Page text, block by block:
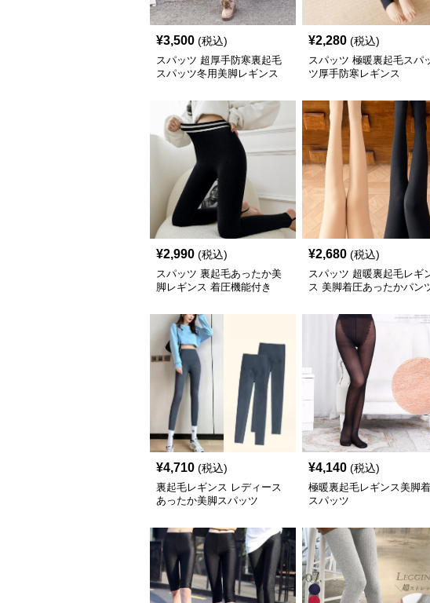
¥3,500 (税込)
スパッツ 超厚手防寒裏起毛
スパッツ冬用美脚レギンス
¥2,280 (税込)
スパッツ 極暖裏起毛スパ
ツ厚手防寒レギンス
¥2,990 (税込)
スパッツ 裏起毛あったか美
脚レギンス 着圧機能付き
¥2,680 (税込)
スパッツ 超暖裏起毛レギ
ス 美脚着圧あったかパン
¥4,710 (税込)
裏起毛レギンス レディース
あったか美脚スパッツ
¥4,140 (税込)
極暖裏起毛レギンス美脚
スパッツ